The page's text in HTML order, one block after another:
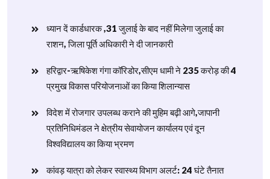
ध्यान दें कार्डधारक ,31 जुलाई के बाद नहीं मिलेगा जुलाई का
राशन, जिला पूर्ति अधिकारी ने दी जानकारी
हरिद्वार-ऋषिकेश गंगा कॉरिडोर,सीएम धामी ने 235 करोड़ की 4
प्रमुख विकास परियोजनाओं का किया शिलान्यास
विदेश में रोजगार उपलब्ध कराने की मुहिम बढ़ी आगे,जापानी
प्रतिनिधिमंडल ने क्षेत्रीय सेवायोजन कार्यालय एवं दून
विश्वविद्यालय का किया भ्रमण
​कांवड़ यात्रा को लेकर स्वास्थ्य विभाग अलर्ट: 24 घंटे तैनात